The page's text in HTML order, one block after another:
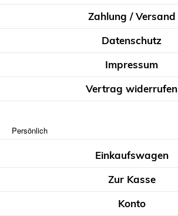
Zahlung / Versand
Datenschutz
Impressum
Vertrag widerrufen
Persönlich
Einkaufswagen
Zur Kasse
Konto